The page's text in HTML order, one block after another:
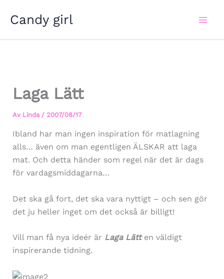
Candy girl
Laga Lätt
Av Linda / 2007/08/17
Ibland har man ingen inspiration för matlagning
alls… även om man egentligen ÄLSKAR att laga
mat. Och detta händer som regel när det är dags
för vardagsmiddagarna…
Det ska gå fort, det ska vara nyttigt – och sen gör
det ju heller inget om det också är billigt!
Vill man få nya ideér är Laga Lätt en väldigt
inspirerande tidning.